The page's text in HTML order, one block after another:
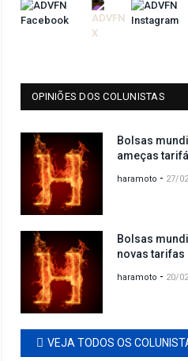
OPINIÕES DOS COLUNISTAS
Bolsas
ameças
haramoto - 27/
Bolsas
novas tarifas
haramoto - 20/
VEJA TODOS OS